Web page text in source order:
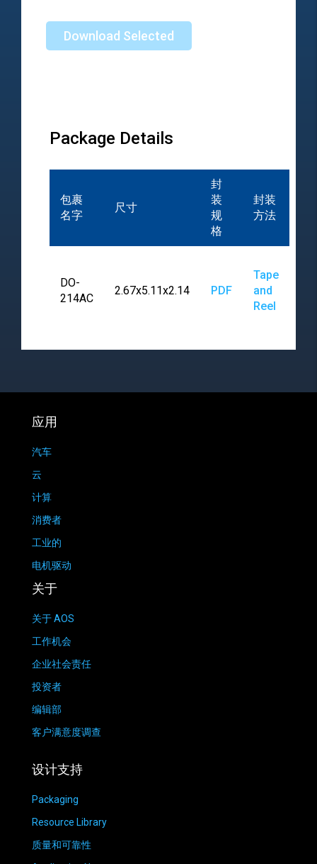
Download Selected
Package Details
包裹
名字
尺寸
封
装
规
格
封装
方法
DO-
214AC
2.67x5.11x2.14 PDF
Tape
and
Reel
应用
汽车
云
计算
消费者
工业的
电机驱动
关于
关于 AOS
工作机会
企业社会责任
投资者
编辑部
客户满意度调查
设计支持
Packaging
Resource Library
质量和可靠性